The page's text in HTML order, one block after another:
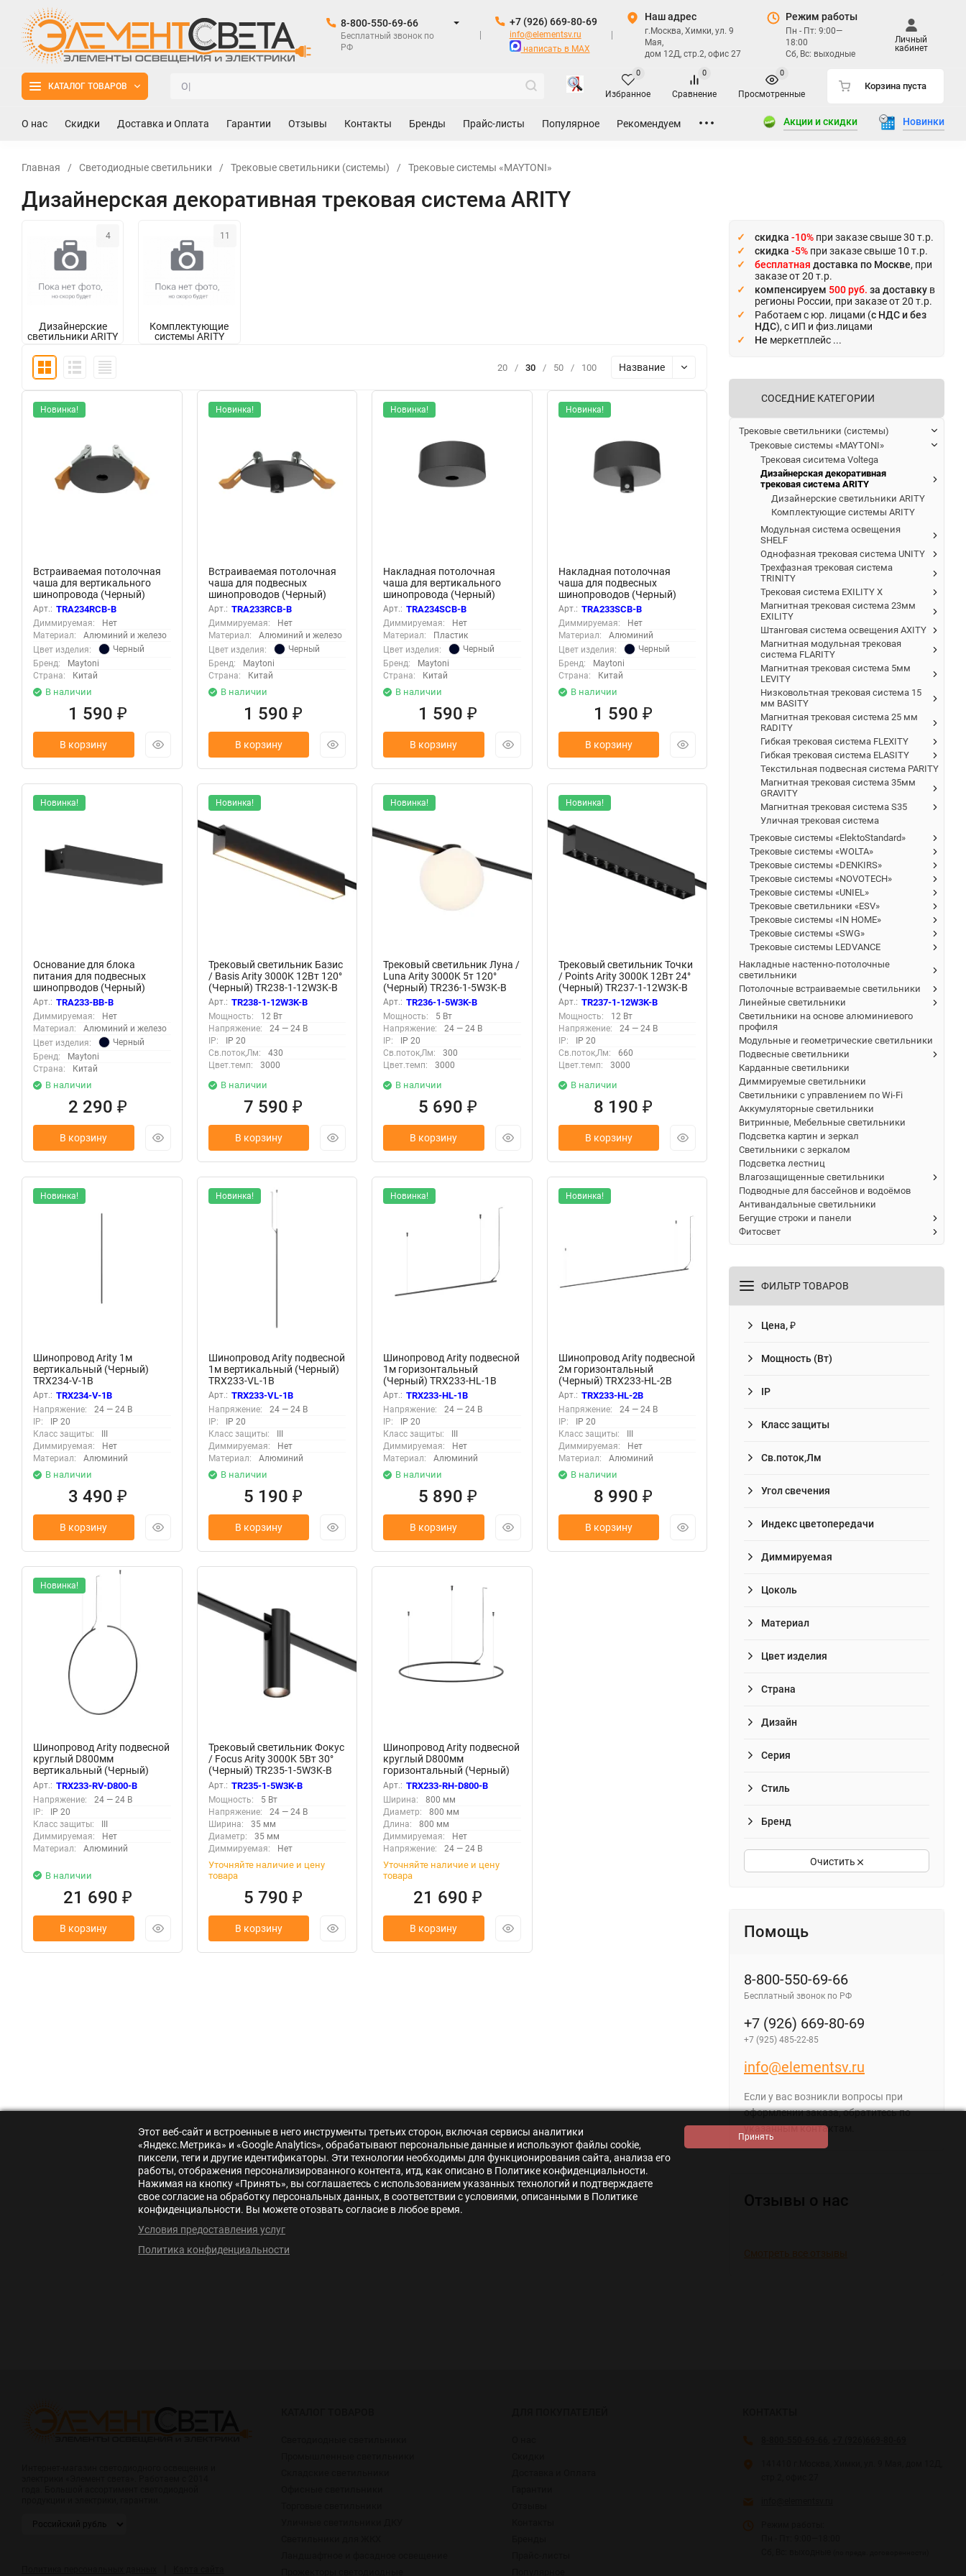
8-800-550-69-66
Бесплатный звонок по
РФ
+7 (926) 669-80-69
info@elementsv.ru
написать в MAX
Наш адрес
г.Москва, Химки, ул. 9
Мая,
дом 12Д, стр.2, офис 27
Режим работы
Пн - Пт: 9:00—
18:00
Сб, Вс: выходные
Личный
кабинет
КАТАЛОГ ТОВАРОВ
Избранное
0
Сравнение
0
Просмотренные
0
Корзина пуста
О нас Скидки Доставка и Оплата Гарантии Отзывы Контакты Бренды Прайс-листы Популярное Рекомендуем Акции и скидки Новинки
Главная / Светодиодные светильники / Трековые светильники (системы) / Трековые системы «MAYTONI»
Дизайнерская декоративная трековая система ARITY
Дизайнерские
светильники ARITY
4
Комплектующие
системы ARITY
11
20 / 30 / 50 / 100 Название
Новинка!
Встраиваемая потолочная
чаша для вертикального
шинопровода (Черный)
TRA234RCB-B
Арт.: TRA234RCB-B
Диммируемая:
Нет
Материал:
Алюминий и железо
Цвет изделия:
Черный
Бренд:
Maytoni
Страна:
Китай
В наличии
1 590₽
В корзину
Новинка!
Встраиваемая потолочная
чаша для подвесных
шинопроводов (Черный)
TRA233RCB-B
Арт.: TRA233RCB-B
Диммируемая:
Нет
Материал:
Алюминий и железо
Цвет изделия:
Черный
Бренд:
Maytoni
Страна:
Китай
В наличии
1 590 ₽
В корзину
Новинка!
Накладная потолочная
чаша для вертикального
шинопровода (Черный)
TRA234SCB-B
Арт.: TRA234SCB-B
Диммируемая:
Нет
Материал:
Пластик
Цвет изделия:
Черный
Бренд:
Maytoni
Страна:
Китай
В наличии
1 590₽
В корзину
Новинка!
Накладная потолочная
чаша для подвесных
шинопроводов (Черный)
TRA233SCB-B
Арт.: TRA233SCB-B
Диммируемая:
Нет
Материал:
Алюминий
Цвет изделия:
Черный
Бренд:
Maytoni
Страна:
Китай
В наличии
1 590 ₽
В корзину
Новинка!
Основание для блока
питания для подвесных
шинопрводов (Черный)
TRA233-BB-B
Арт.: TRA233-BB-B
Диммируемая:
Нет
Материал:
Алюминий и железо
Цвет изделия:
Черный
Бренд:
Maytoni
Страна:
Китай
В наличии
2 290₽
В корзину
Новинка!
Трековый светильник Базис
/ Basis Arity 3000K 12Вт 120°
(Черный) TR238-1-12W3K-B
Арт.: TR238-1-12W3K-B
Мощность:
12 Вт
Напряжение:
24 — 24 В
IP:
IP 20
Св.поток,Лм:
430
Цвет.темп:
3000
В наличии
7 590 ₽
В корзину
Новинка!
Трековый светильник Луна /
Luna Arity 3000K 5т 120°
(Черный) TR236-1-5W3K-B
Арт.: TR236-1-5W3K-B
Мощность:
5 Вт
Напряжение:
24 — 24 В
IP:
IP 20
Св.поток,Лм:
300
Цвет.темп:
3000
В наличии
5 690₽
В корзину
Новинка!
Трековый светильник Точки
/ Points Arity 3000K 12Вт 24°
(Черный) TR237-1-12W3K-B
Арт.: TR237-1-12W3K-B
Мощность:
12 Вт
Напряжение:
24 — 24 В
IP:
IP 20
Св.поток,Лм:
660
Цвет.темп:
3000
В наличии
8 190 ₽
В корзину
Новинка!
Шинопровод Arity 1м
вертикальный (Черный)
TRX234-V-1B
Арт.: TRX234-V-1B
Напряжение:
24 — 24 В
IP:
IP 20
Класс защиты:
Диммируемая:
Нет
Материал:
Алюминий
В наличии
3 490₽
В корзину
Новинка!
Шинопровод Arity подвесной
1м вертикальный (Черный)
TRX233-VL-1B
Арт.: TRX233-VL-1B
Напряжение:
24 — 24 В
IP:
IP 20
Класс защиты:
Диммируемая:
Нет
Материал:
Алюминий
В наличии
5 190 ₽
В корзину
Новинка!
Шинопровод Arity подвесной
1м горизонтальный
(Черный) TRX233-HL-1B
Арт.: TRX233-HL-1B
Напряжение:
24 — 24 В
IP:
IP 20
Класс защиты:
Диммируемая:
Нет
Материал:
Алюминий
В наличии
5 890₽
В корзину
Новинка!
Шинопровод Arity подвесной
2м горизонтальный
(Черный) TRX233-HL-2B
Арт.: TRX233-HL-2B
Напряжение:
24 — 24 В
IP:
IP 20
Класс защиты:
Диммируемая:
Нет
Материал:
Алюминий
В наличии
8 990 ₽
В корзину
Новинка!
Шинопровод Arity подвесной
круглый D800мм
вертикальный (Черный)
TRX233-RV-D800-B
Арт.: TRX233-RV-D800-B
Напряжение:
24 — 24 В
IP:
IP 20
Класс защиты:
III
Диммируемая:
Нет
Материал:
Алюминий
В наличии
21 690₽
В корзину
Трековый светильник Фокус
/ Focus Arity 3000K 5Вт 30°
(Черный) TR235-1-5W3K-B
Арт.: TR235-1-5W3K-B
Мощность:
5 Вт
Напряжение:
24 — 24 В
Ширина:
35 мм
Диаметр:
35 мм
Диммируемая:
Нет
Уточняйте наличие и цену
товара
5 790 ₽
В корзину
Шинопровод Arity подвесной
круглый D800мм
горизонтальный (Черный)
TRX233-RH-D800-B
Арт.: TRX233-RH-D800-B
Ширина:
800 мм
Диаметр:
800 мм
Длина:
800 мм
Диммируемая:
Нет
Напряжение:
24 — 24 В
Уточняйте наличие и цену
товара
21 690₽
В корзину
скидка -10% при заказе свыше 30 т.р.
скидка -5% при заказе свыше 10 т.р.
бесплатная доставка по Москве, при
заказе от 20 т.р.
компенсируем 500 руб. за доставку в
регионы России, при заказе от 20 т.р.
Работаем с юр. лицами (с НДС и без
НДС), с ИП и физ.лицами
Не меркетплейс ...
СОСЕДНИЕ КАТЕГОРИИ
Трековые светильники (системы)
Трековые системы «MAYTONI»
Трековая сиситема Voltega
Дизайнерская декоративная
трековая система ARITY
Дизайнерские светильники ARITY
Комплектующие системы ARITY
Модульная система освещения
SHELF
Однофазная трековая система UNITY
Трехфазная трековая система
TRINITY
Трековая система EXILITY X
Магнитная трековая система 23мм
EXILITY
Штанговая система освещения AXITY
Магнитная модульная трековая
система FLARITY
Магнитная трековая система 5мм
LEVITY
Низковольтная трековая система 15
мм BASITY
Магнитная трековая система 25 мм
RADITY
Гибкая трековая система FLEXITY
Гибкая трековая система ELASITY
Текстильная подвесная система PARITY
Магнитная трековая система 35мм
GRAVITY
Магнитная трековая система S35
Уличная трековая система
Трековые системы «ElektoStandard»
Трековые системы «WOLTA»
Трековые системы «DENKIRS»
Трековые системы «NOVOTECH»
Трековые системы «UNIEL»
Трековые светильники «ESV»
Трековые системы «IN HOME»
Трековые системы «SWG»
Трековые системы LEDVANCE
Накладные настенно-потолочные
светильники
Потолочные встраиваемые светильники
Линейные светильники
Светильники на основе алюминиевого
профиля
Модульные и геометрические светильники
Подвесные светильники
Карданные светильники
Диммируемые светильники
Светильники с управлением по Wi-Fi
Аккумуляторные светильники
Витринные, Мебельные светильники
Подсветка картин и зеркал
Светильники с зеркалом
Подсветка лестниц
Влагозащищенные светильники
Подводные для бассейнов и водоёмов
Антивандальные светильники
Бегущие строки и панели
Фитосвет
ФИЛЬТР ТОВАРОВ
Цена, ₽
Мощность (Вт)
IP
Класс защиты
Св.поток,Лм
Угол свечения
Индекс цветопередачи
Диммируемая
Цоколь
Материал
Цвет изделия
Страна
Дизайн
Серия
Стиль
Бренд
Очистить
Помощь
8-800-550-69-66
Бесплатный звонок по РФ
+7 (926) 669-80-69
+7 (925) 485-22-85
info@elementsv.ru
Если у вас возникли вопросы при
оформлении заказа, обратитесь по
указанным контактам.
Этот веб-сайт и встроенные в него инструменты третьих сторон, включая сервисы аналитики
«Яндекс.Метрика» и «Google Analytics», обрабатывают персональные данные и используют файлы cookie,
пиксели, теги и другие идентификаторы. Эти технологии необходимы для функционирования сайта, анализа его
работы, отображения персонализированного контента, итд, как описано в Политике конфиденциальности.
Нажимая на кнопку «Принять», вы соглашаетесь с использованием указанных технологий и подтверждаете
свое согласие на обработку персональных данных, в соответствии с условиями, описанными в Политике
конфиденциальности. Вы можете отозвать согласие в любое время.
Условия предоставления услуг
Политика конфиденциальности